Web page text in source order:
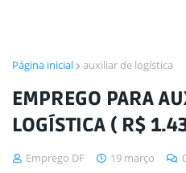
Página inicial auxiliar de logística
EMPREGO PARA
LOGÍSTICA ( R$
Emprego DF 19 março